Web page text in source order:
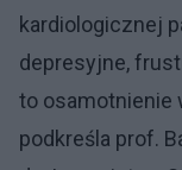
kardiologicznej
depresyjne,
to osamotnienie
podkreśla prof.